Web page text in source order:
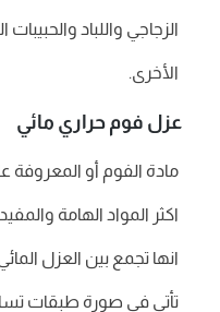
الزجاجي واللباد
الأخرى.
عزل فوم حراري مائي
مادة الفوم أو المعروفة
اكثر المواد الهامة
انها تجمع بين العزل
تأتي في صورة طبقات